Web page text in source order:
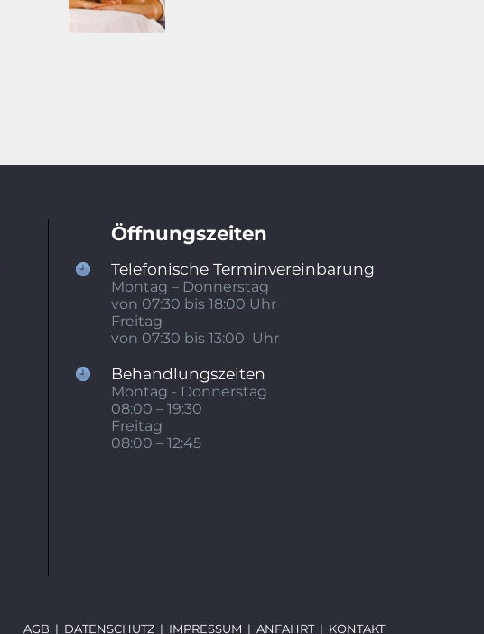
Öffnungszeiten
Telefonische Terminvereinbarung
Montag – Donnerstag
von 07:30 bis 18:00 Uhr
Freitag
von 07:30 bis 13:00 Uhr
Behandlungszeiten
Montag - Donnerstag
08:00 – 19:30
Freitag
08:00 – 12:45
AGB | DATENSCHUTZ | IMPRESSUM | ANFAHRT | KONTAKT